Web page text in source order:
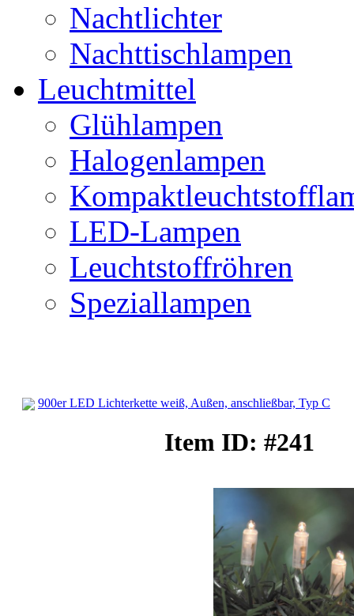
Nachtlichter
Nachttischlampen
Leuchtmittel
Glühlampen
Halogenlampen
LED-Lampen
Leuchtstoffröhren
Speziallampen
900er LED Lichterkette weiß, Außen, anschließbar, Typ C
Item ID: #241